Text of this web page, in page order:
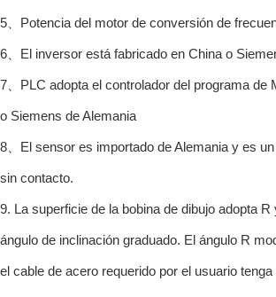
5、Potencia del motor de conversión de
6、El inversor está fabricado en China o
7、PLC adopta el controlador del programa de
o Siemens de Alemania
8、El sensor es importado de Alemania y es
sin contacto.
9. La superficie de la bobina de dibujo adopta R
ángulo de inclinación graduado. El ángulo R
el cable de acero requerido por el usuario